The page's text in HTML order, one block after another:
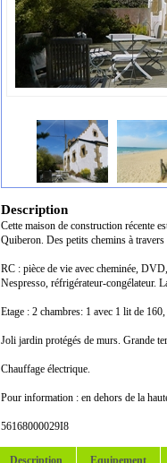
Description
Cette maison de construction récente
Quiberon. Des petits chemins à
RC : pièce de vie avec cheminée,
Nespresso, réfrigérateur-congélateur.
Etage : 2 chambres: 1 avec 1 lit de
Joli jardin protégés de murs. Grande
Chauffage électrique.
Pour information : en dehors de la
56168000029I8
Description Equipement